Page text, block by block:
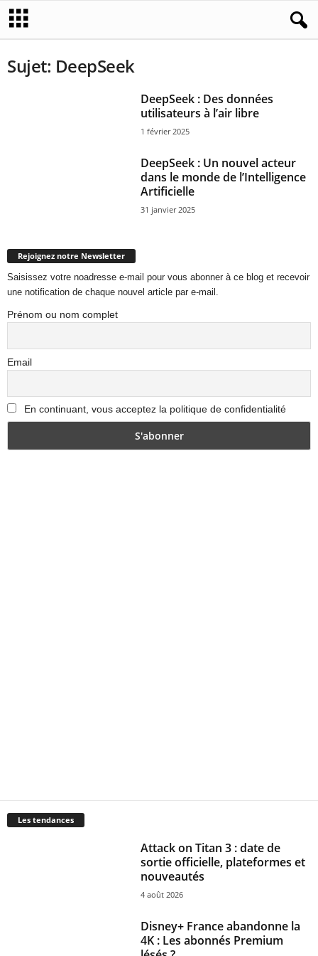
Sujet: DeepSeek
DeepSeek : Des données
utilisateurs à l’air libre
1 février 2025
DeepSeek : Un nouvel acteur
dans le monde de l’Intelligence
Artificielle
31 janvier 2025
Rejoignez notre Newsletter
Saisissez votre noadresse e-mail pour vous abonner à ce blog et recevoir
une notification de chaque nouvel article par e-mail.
Prénom ou nom complet
Email
En continuant, vous acceptez la politique de confidentialité
Les tendances
Attack on Titan 3 : date de
sortie officielle, plateformes et
nouveautés
4 août 2026
Disney+ France abandonne la
4K : Les abonnés Premium